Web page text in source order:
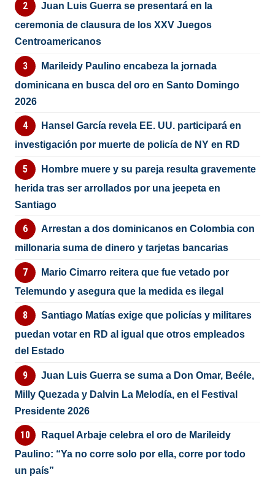
Juan Luis Guerra se presentará en la
ceremonia de clausura de los XXV Juegos
Centroamericanos
Marileidy Paulino encabeza la jornada
dominicana en busca del oro en Santo Domingo
2026
Hansel García revela EE. UU. participará en
investigación por muerte de policía de NY en RD
Hombre muere y su pareja resulta gravemente
herida tras ser arrollados por una jeepeta en
Santiago
Arrestan a dos dominicanos en Colombia con
millonaria suma de dinero y tarjetas bancarias
Mario Cimarro reitera que fue vetado por
Telemundo y asegura que la medida es ilegal
Santiago Matías exige que policías y militares
puedan votar en RD al igual que otros empleados
del Estado
Juan Luis Guerra se suma a Don Omar, Beéle,
Milly Quezada y Dalvin La Melodía, en el Festival
Presidente 2026
Raquel Arbaje celebra el oro de Marileidy
Paulino: “Ya no corre solo por ella, corre por todo
un país”